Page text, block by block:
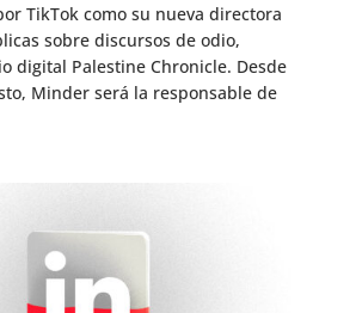
TikTok como su nueva directora
sobre discursos de odio,
digital Palestine Chronicle. Desde
Minder será la responsable de